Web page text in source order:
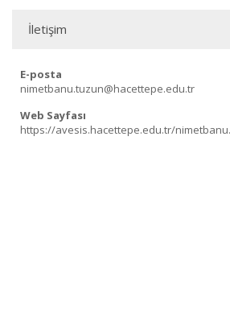
İletişim
E-posta
nimetbanu.tuzun@hacettepe.edu.tr
Web Sayfası
https://avesis.hacettepe.edu.tr/